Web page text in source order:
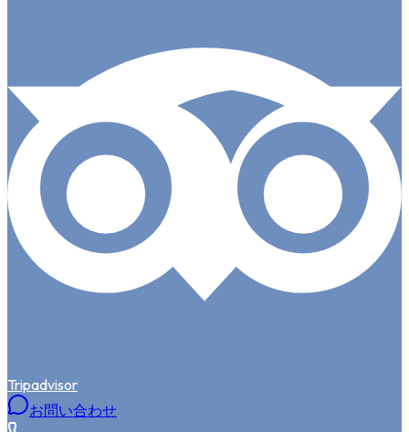
Tripadvisor
お問い合わせ